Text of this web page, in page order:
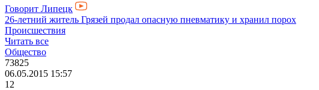
Говорит Липецк
26-летний житель Грязей продал опасную пневматику и хранил порох
Происшествия
Читать все
Общество
73825
06.05.2015 15:57
12